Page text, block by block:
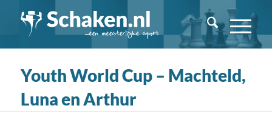
Youth World Cup – Machteld,
Luna en Arthur